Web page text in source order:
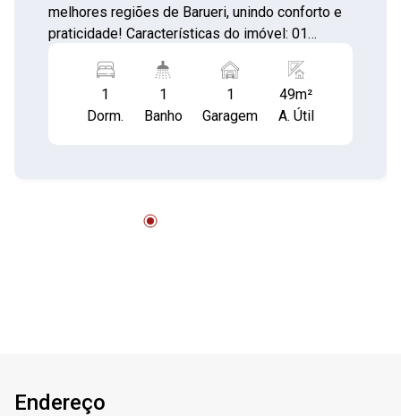
melhores regiões de Barueri, unindo conforto e
praticidade! Características do imóvel: 01
Sala de estar aconchegante Cozinha planejada
Área de serviço Área gourmet com
churrasqueira Varanda Semi mobiliado-
1
Dorm.
1
Banho
1
Garagem
49m²
A. Útil
Endereço